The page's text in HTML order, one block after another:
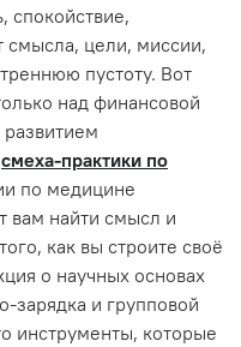
спокойствие,
смысла, цели, миссии,
пустоту. Вот
над финансовой
смеха-практики по
по медицине
вам найти смысл и
как вы строите своё
о научных основах
зарядка и групповой
инструменты, которые